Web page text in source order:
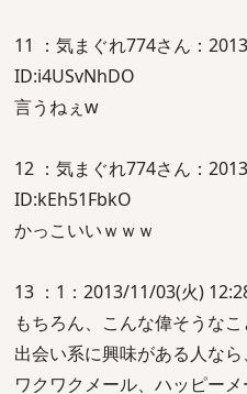
11 ：気まぐれ774さん：
ID:i4USvNhDO
言うねぇw
12 ：気まぐれ774さん：
ID:kEh51FbkO
かっこいいｗｗｗ
13 ：1：2013/11/03(火)
もちろん、こんな偉そうな
出会い系に興味がある人なら、
ワクワクメール、ハッピー